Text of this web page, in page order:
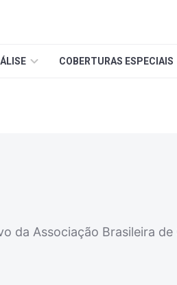
COBERTURAS ESPECIAIS
Associação Brasileira de